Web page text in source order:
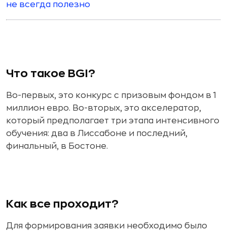
не всегда полезно
Что такое BGI?
Во-первых, это конкурс с призовым фондом в 1
миллион евро. Во-вторых, это акселератор,
который предполагает три этапа интенсивного
обучения: два в Лиссабоне и последний,
финальный, в Бостоне.
Как все проходит?
Для формирования заявки необходимо было